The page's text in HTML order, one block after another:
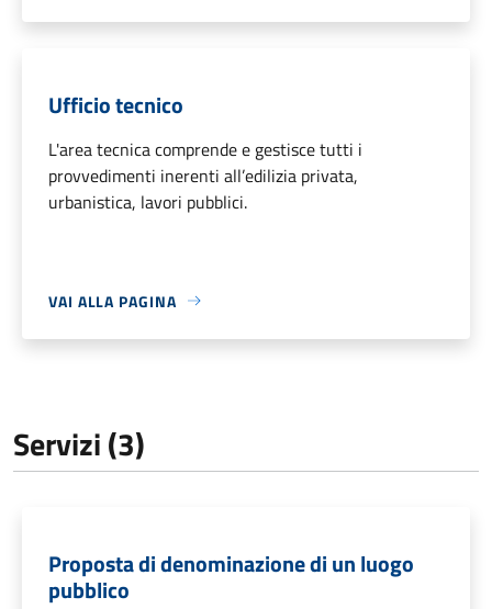
Ufficio tecnico
L'area tecnica comprende e gestisce tutti i
provvedimenti inerenti all’edilizia privata,
urbanistica, lavori pubblici.
VAI ALLA PAGINA
Servizi (3)
Proposta di denominazione di un luogo
pubblico